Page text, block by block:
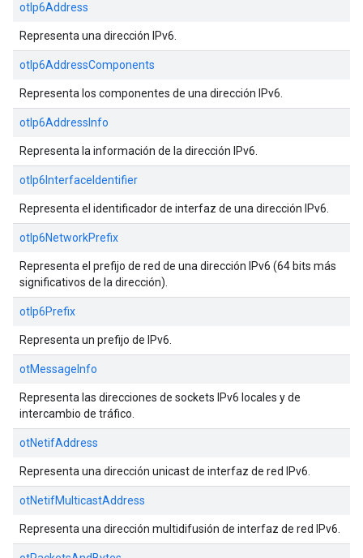
otIp6Address
Representa una dirección IPv6.
otIp6AddressComponents
Representa los componentes de una dirección IPv6.
otIp6AddressInfo
Representa la información de la dirección IPv6.
otIp6InterfaceIdentifier
Representa el identificador de interfaz de una dirección IPv6.
otIp6NetworkPrefix
Representa el prefijo de red de una dirección IPv6 (64 bits más
significativos de la dirección).
otIp6Prefix
Representa un prefijo de IPv6.
otMessageInfo
Representa las direcciones de sockets IPv6 locales y de
intercambio de tráfico.
otNetifAddress
Representa una dirección unicast de interfaz de red IPv6.
otNetifMulticastAddress
Representa una dirección multidifusión de interfaz de red IPv6.